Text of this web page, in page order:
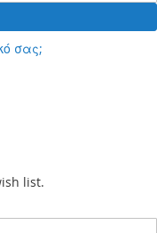
σας;
list.